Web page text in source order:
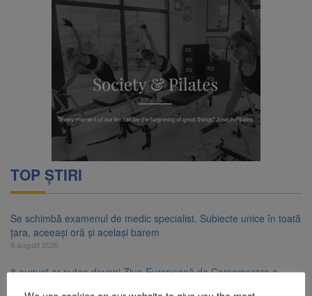
TOP ȘTIRI
Se schimbă examenul de medic specialist. Subiecte unice în toată
țara, aceeași oră și același barem
8 august 2026
8 august ar putea deveni Ziua Europeană de Comemorare a